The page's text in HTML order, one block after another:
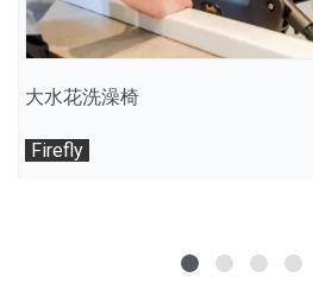
大水花洗澡椅
Firefly